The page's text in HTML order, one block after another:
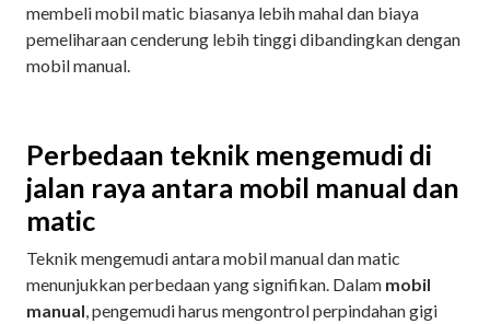
membeli mobil matic biasanya lebih mahal dan biaya
pemeliharaan cenderung lebih tinggi dibandingkan dengan
mobil manual.
Perbedaan teknik mengemudi di
jalan raya antara mobil manual dan
matic
Teknik mengemudi antara mobil manual dan matic
menunjukkan perbedaan yang signifikan. Dalam mobil
manual, pengemudi harus mengontrol perpindahan gigi